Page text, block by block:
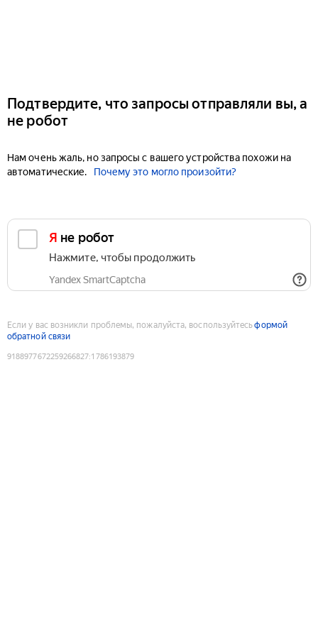
Подтвердите, что запросы отправляли вы, а
не робот
Нам очень жаль, но запросы с вашего устройства похожи на
автоматические.
Почему это могло произойти?
Я не робот
Нажмите, чтобы продолжить
Yandex SmartCaptcha
Если у вас возникли проблемы, пожалуйста, воспользуйтесьформой
обратной связи
9188977672259266827:1786193879